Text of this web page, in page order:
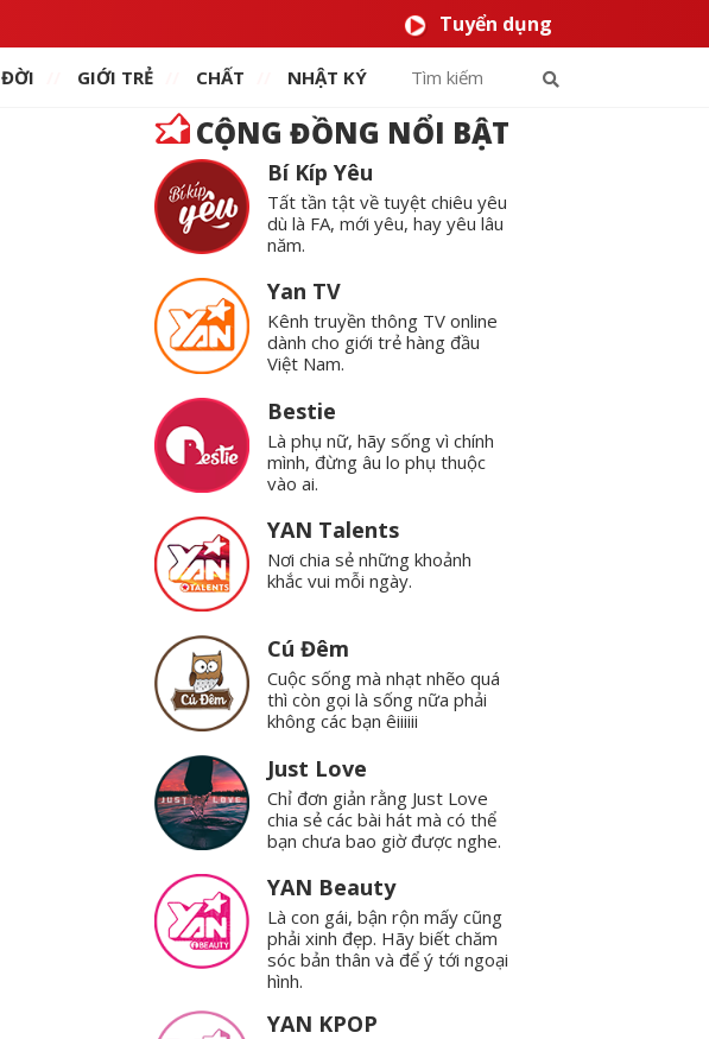
Tuyển dụng
ĐỜI GIỚI TRẺ CHẤT NHẬT KÝ
CỘNG ĐỒNG NỔI BẬT
Bí Kíp Yêu
Tất tần tật về tuyệt chiêu yêu
dù là FA, mới yêu, hay yêu lâu
năm.
Yan TV
Kênh truyền thông TV online
dành cho giới trẻ hàng đầu
Việt Nam.
Bestie
Là phụ nữ, hãy sống vì chính
mình, đừng âu lo phụ thuộc
vào ai.
YAN Talents
Nơi chia sẻ những khoảnh
khắc vui mỗi ngày.
Cú Đêm
Cuộc sống mà nhạt nhẽo quá
thì còn gọi là sống nữa phải
không các bạn êiiiiii
Just Love
Chỉ đơn giản rằng Just Love
chia sẻ các bài hát mà có thể
bạn chưa bao giờ được nghe.
YAN Beauty
Là con gái, bận rộn mấy cũng
phải xinh đẹp. Hãy biết chăm
sóc bản thân và để ý tới ngoại
hình.
YAN KPOP